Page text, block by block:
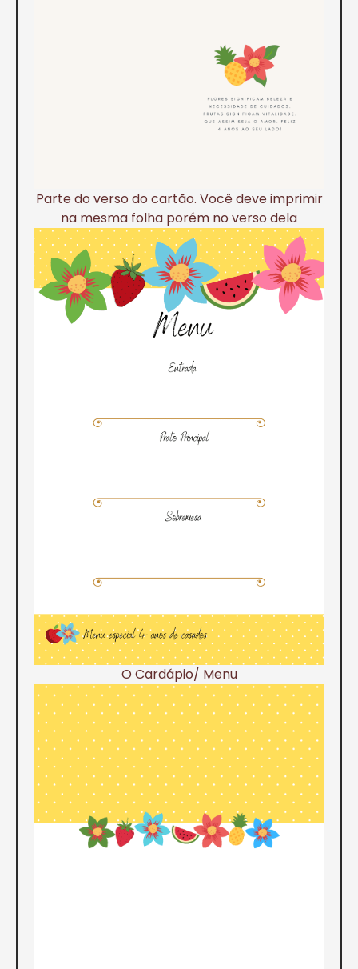
Parte do verso do cartão. Você deve imprimir
na mesma folha porém no verso dela
O Cardápio/ Menu